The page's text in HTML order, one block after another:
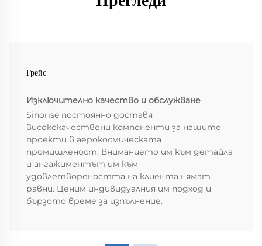
Грейс
Изключително качество и обслужване
Sinorise постоянно доставя
висококачествени компоненти за нашите
проекти в аерокосмическата
промишленост. Вниманието им към детайла
и ангажиментът им към
удовлетвореността на клиента нямат
равни. Ценим индивидуалния им подход и
бързото време за изпълнение.